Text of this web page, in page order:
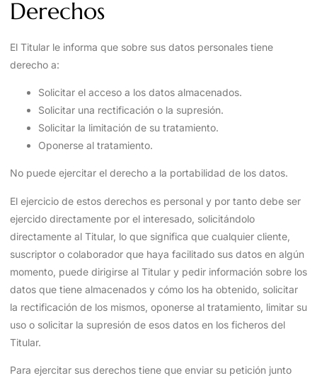
Derechos
El Titular le informa que sobre sus datos personales tiene
derecho a:
Solicitar el acceso a los datos almacenados.
Solicitar una rectificación o la supresión.
Solicitar la limitación de su tratamiento.
Oponerse al tratamiento.
No puede ejercitar el derecho a la portabilidad de los datos.
El ejercicio de estos derechos es personal y por tanto debe ser
ejercido directamente por el interesado, solicitándolo
directamente al Titular, lo que significa que cualquier cliente,
suscriptor o colaborador que haya facilitado sus datos en algún
momento, puede dirigirse al Titular y pedir información sobre los
datos que tiene almacenados y cómo los ha obtenido, solicitar
la rectificación de los mismos, oponerse al tratamiento, limitar su
uso o solicitar la supresión de esos datos en los ficheros del
Titular.
Para ejercitar sus derechos tiene que enviar su petición junto